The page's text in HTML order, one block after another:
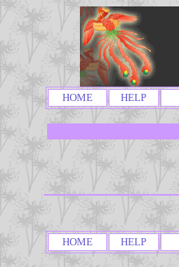
HOME HELP
HOME HELP